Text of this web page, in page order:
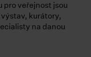
pro veřejnost jsou
kurátory,
na danou